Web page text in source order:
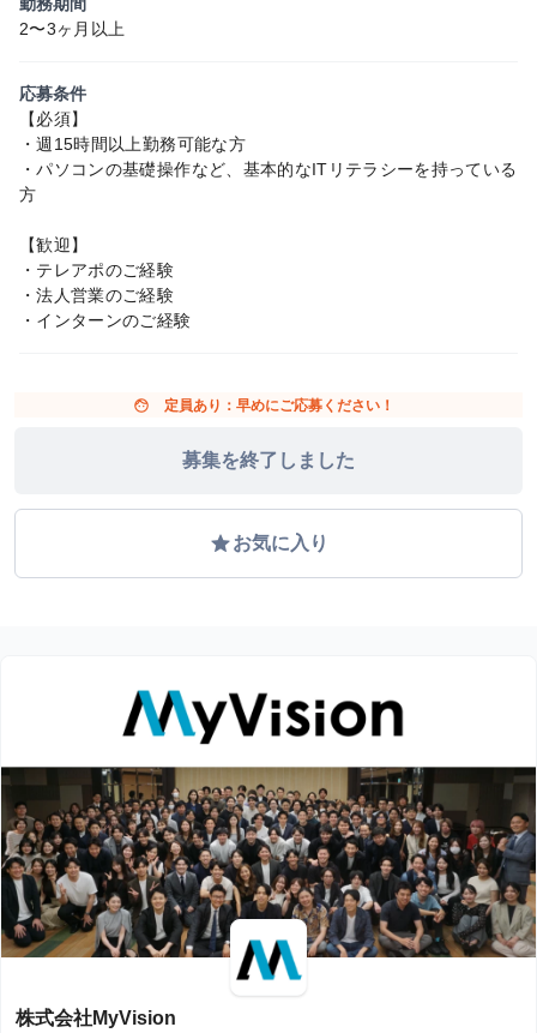
2〜3ヶ月以上
応募条件
【必須】
・週15時間以上勤務可能な方
・パソコンの基礎操作など、基本的なITリテラシーを持っている
方
【歓迎】
・テレアポのご経験
・法人営業のご経験
・インターンのご経験
face 定員あり：早めにご応募ください！
募集を終了しました
gradeお気に入り
株式会社MyVision